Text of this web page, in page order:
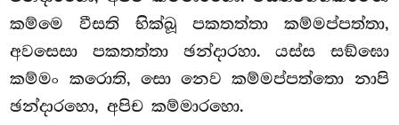
කම්මෙ වීසති භික්ඛූ පකතත්තා කම්මප්පත්තා,
අවසෙසා පකතත්තා ඡන්දාරහා. යස්ස සඞ්ඝො
කම්මං කරොති, සො නෙව කම්මප්පත්තො නාපි
ඡන්දාරහො, අපිච කම්මාරහො.